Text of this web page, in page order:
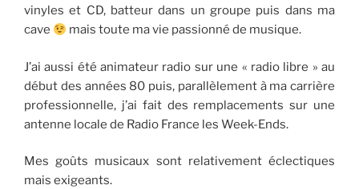
vinyles et CD, batteur dans un groupe puis dans ma
cave
mais toute ma vie passionné de musique.
J’ai aussi été animateur radio sur une « radio libre » au
début des années 80 puis, parallèlement à ma carrière
professionnelle, j’ai fait des remplacements sur une
antenne locale de Radio France les Week-Ends.
Mes goûts musicaux sont relativement éclectiques
mais exigeants.